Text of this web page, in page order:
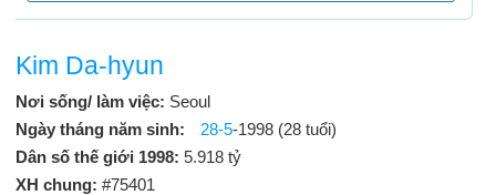
Kim Da-hyun
Nơi sống/ làm việc: Seoul
Ngày tháng năm sinh:
28-5-1998 (28 tuổi)
Dân số thế giới 1998: 5.918 tỷ
XH chung: #75401